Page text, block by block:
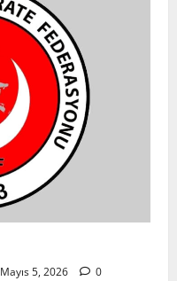
Mayıs 5, 2026 0